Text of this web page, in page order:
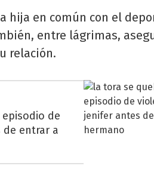
hija en común con el
entre lágrimas,
relación.
de
de entrar a